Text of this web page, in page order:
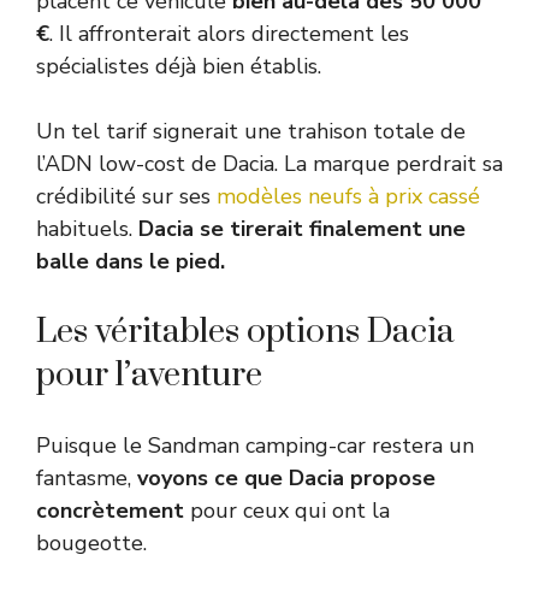
€. Il affronterait alors directement les
spécialistes déjà bien établis.
Un tel tarif signerait une trahison totale de
l’ADN low-cost de Dacia. La marque perdrait sa
crédibilité sur ses modèles neufs à prix cassé
habituels. Dacia se tirerait finalement une
balle dans le pied.
Les véritables options Dacia
pour l’aventure
Puisque le Sandman camping-car restera un
fantasme, voyons ce que Dacia propose
concrètement pour ceux qui ont la
bougeotte.